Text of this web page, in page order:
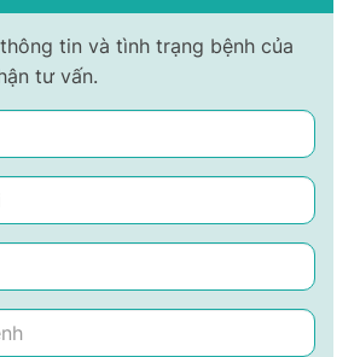
tin và tình trạng bệnh của
tư vấn.